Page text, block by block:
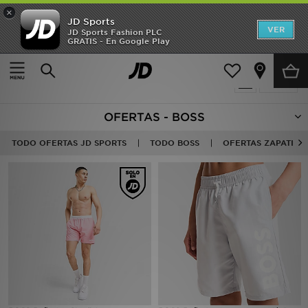
×
JD Sports
JD Sports Fashion PLC
GRATIS - En Google Play
VER
Página principal
Oferta | BOSS
8 productos encontrados
OFERTAS - BOSS
TODO OFERTAS JD SPORTS TODO BOSS OFERTAS
Hombre
Mujer
Estilo
Deportes & Fitness